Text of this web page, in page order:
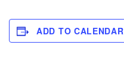
ADD TO CALENDAR